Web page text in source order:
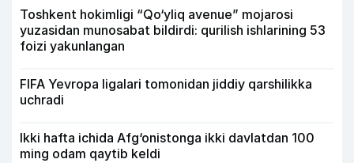
Toshkent hokimligi “Qo‘yliq avenue” mojarosi
yuzasidan munosabat bildirdi: qurilish ishlarining 53
foizi yakunlangan
FIFA Yevropa ligalari tomonidan jiddiy qarshilikka
uchradi
Ikki hafta ichida Afg‘onistonga ikki davlatdan 100
ming odam qaytib keldi